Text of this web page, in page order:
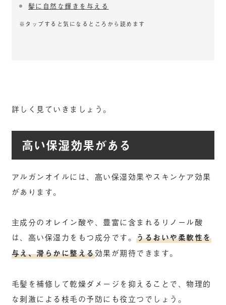
髪に自然な輝きを与える
※タップすると気になるところから読めます
詳しく見ていきましょう。
高い保湿効果がある
アルガンオイルには、高い保湿効果やスキンケア効果
があります。
主成分のオレイン酸や、豊富に含まれるリノール酸
は、高い保湿力をもつ成分です。うるおいや柔軟性を
与え、滑らかに整える効果が期待できます。
毛髪を補修して乾燥ダメージを抑えることで、物理的
な刺激による枝毛の予防にも役立つでしょう。